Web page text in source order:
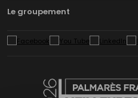
Le groupement